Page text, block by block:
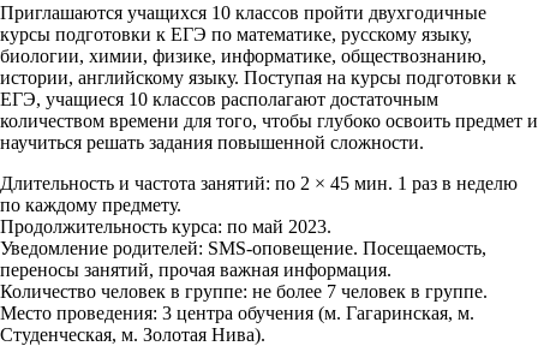
Приглашаются учащихся 10 классов пройти двухгодичные
курсы подготовки к ЕГЭ по математике, русскому языку,
биологии, химии, физике, информатике, обществознанию,
истории, английскому языку. Поступая на курсы подготовки к
ЕГЭ, учащиеся 10 классов располагают достаточным
количеством времени для того, чтобы глубоко освоить предмет и
научиться решать задания повышенной сложности.
Длительность и частота занятий: по 2 × 45 мин. 1 раз в неделю
по каждому предмету.
Продолжительность курса: по май 2023.
Уведомление родителей: SMS-оповещение. Посещаемость,
переносы занятий, прочая важная информация.
Количество человек в группе: не более 7 человек в группе.
Место проведения: 3 центра обучения (м. Гагаринская, м.
Студенческая, м. Золотая Нива).